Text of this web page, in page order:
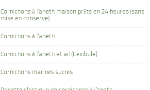
Cornichons à l’aneth maison prêts en 24 heures (sans
mise en conserve)
Cornichons à l’aneth
Cornichons à l’aneth et ail (Lexibule)
Cornichons marinés sucrés